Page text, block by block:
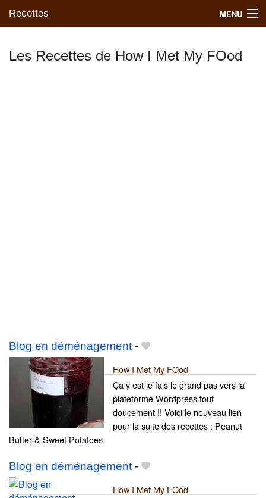
Recettes MENU
Les Recettes de How I Met My FOod
Blog en déménagement -
How I Met My FOod
Ça y est je fais le grand pas vers la
plateforme Wordpress tout
doucement !! Voici le nouveau lien
pour la suite des recettes : Peanut
Butter & Sweet Potatoes
Blog en déménagement-
How I Met My FOod